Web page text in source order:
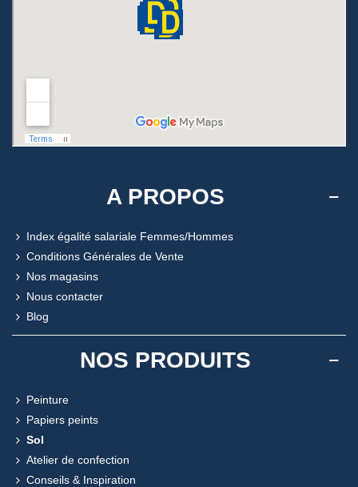
A PROPOS
Index égalité salariale Femmes/Hommes
Conditions Générales de Vente
Nos magasins
Nous contacter
Blog
NOS PRODUITS
Peinture
Papiers peints
Sol
Atelier de confection
Conseils & Inspiration